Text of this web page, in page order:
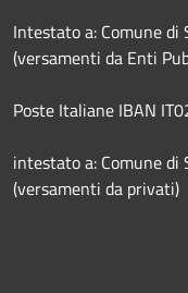
Intestato a: Comune di
(versamenti da Enti
Poste Italiane IBAN
intestato a: Comune di
(versamenti da privati)